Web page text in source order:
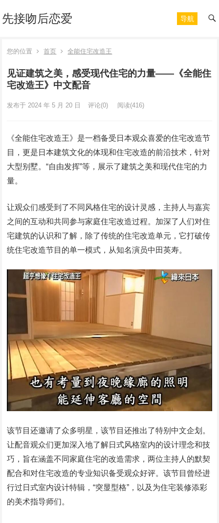
先接吻后恋爱 导航
您的位置 首页 全能住宅改造王
见证建筑之美，感受现代住宅的力量——《全能住
宅改造王》中文配音
发布于 2024 年 5 月 20 日 评论(0) 阅读(416)
《全能住宅改造王》是一档备受日本观众喜爱的住宅改造节
目，更是日本建筑文化的体现和住宅改造的前沿技术，针对
大型别墅。“自由发挥”等，展示了建筑之美和现代住宅的力
量。
让观众们感受到了不同风格住宅的设计灵感，主持人与嘉宾
之间的互动和共同参与家庭住宅改造过程。加深了人们对住
宅建筑的认识和了解，除了传统的住宅改造单元，它打破传
统住宅改造节目的单一模式，从知名演员中田英寿。
该节目还邀请了众多明星，该节目还推出了特别中文企划。
让配音观众们更加深入地了解日式风格室内的设计理念和技
巧，旨在涵盖不同家庭住宅的改造需求，两位主持人的默契
配合和对住宅改造的专业知识备受观众好评。该节目曾经进
行过日式室内设计特辑，“突显型格”，以及为住宅装修添彩
的美术指导师们。